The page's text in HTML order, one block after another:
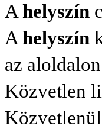
A helyszín
A helyszín
az
Közvetlen